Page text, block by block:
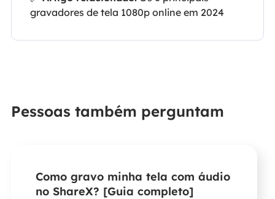
gravadores de tela 1080p online em 2024
Pessoas também perguntam
Como gravo minha tela com áudio
no ShareX? [Guia completo]